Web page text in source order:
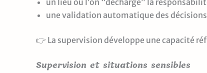
une validation automatique des
👉 La supervision développe une capacité
Supervision et situations sensibles